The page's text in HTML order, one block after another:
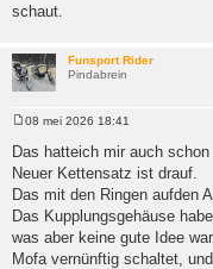
schaut.
Funsport Rider
Pindabrein
08 mei 2026 18:41
Das hatteich mir auch
Neuer Kettensatz ist drauf.
Das mit den Ringen aufden
Das Kupplungsgehäuse
was aber keine gute Idee
Mofa vernünftig schaltet,